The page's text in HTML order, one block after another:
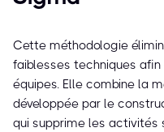
Cette méthodologie
faiblesses techniques
équipes. Elle combine la
développée par le
qui supprime les activités